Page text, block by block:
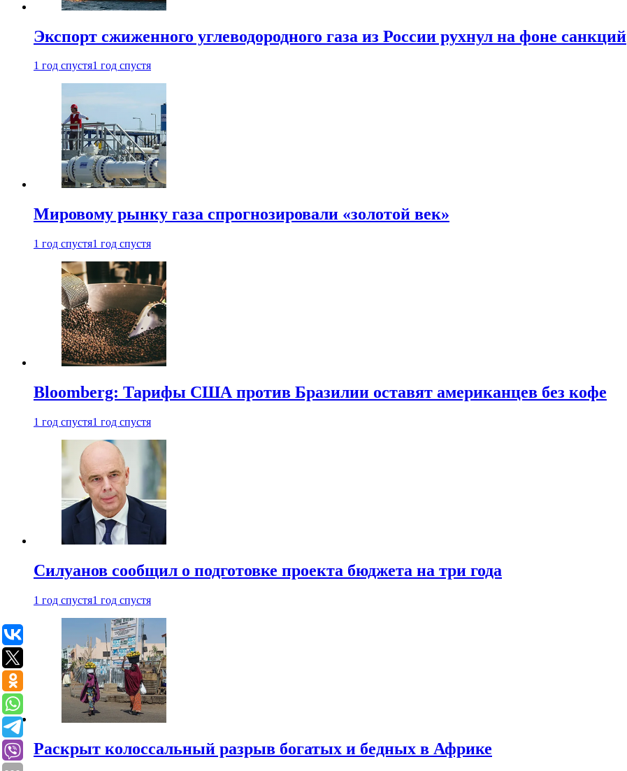
Экспорт сжиженного углеводородного газа из России рухнул на фоне санкций
1 год спустя1 год спустя
Мировому рынку газа спрогнозировали «золотой век»
1 год спустя1 год спустя
Bloomberg: Тарифы США против Бразилии оставят американцев без кофе
1 год спустя1 год спустя
Силуанов сообщил о подготовке проекта бюджета на три года
1 год спустя1 год спустя
Раскрыт колоссальный разрыв богатых и бедных в Африке